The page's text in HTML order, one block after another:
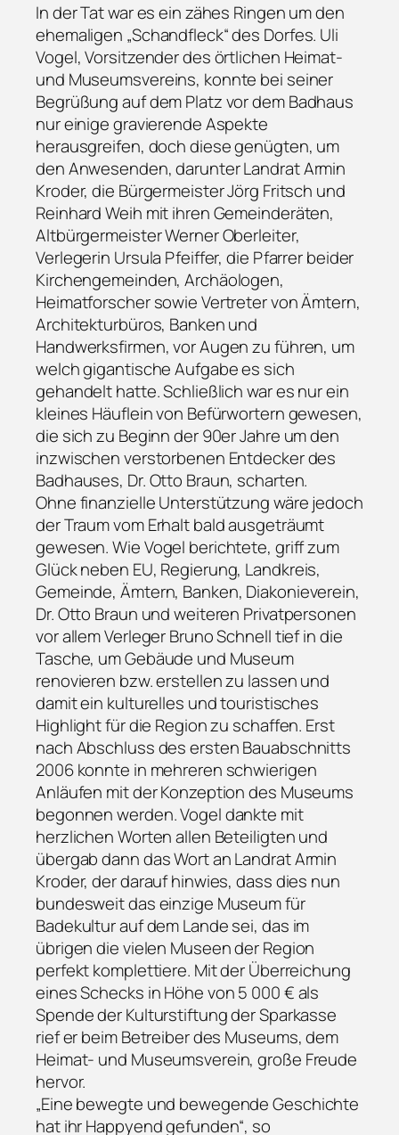
In der Tat war es ein zähes Ringen um den
ehemaligen „Schandfleck“ des Dorfes. Uli
Vogel, Vorsitzender des örtlichen Heimat-
und Museumsvereins, konnte bei seiner
Begrüßung auf dem Platz vor dem Badhaus
nur einige gravierende Aspekte
herausgreifen, doch diese genügten, um
den Anwesenden, darunter Landrat Armin
Kroder, die Bürgermeister Jörg Fritsch und
Reinhard Weih mit ihren Gemeinderäten,
Altbürgermeister Werner Oberleiter,
Verlegerin Ursula Pfeiffer, die Pfarrer beider
Kirchengemeinden, Archäologen,
Heimatforscher sowie Vertreter von Ämtern,
Architekturbüros, Banken und
Handwerksfirmen, vor Augen zu führen, um
welch gigantische Aufgabe es sich
gehandelt hatte. Schließlich war es nur ein
kleines Häuflein von Befürwortern gewesen,
die sich zu Beginn der 90er Jahre um den
inzwischen verstorbenen Entdecker des
Badhauses, Dr. Otto Braun, scharten.
Ohne finanzielle Unterstützung wäre jedoch
der Traum vom Erhalt bald ausgeträumt
gewesen. Wie Vogel berichtete, griff zum
Glück neben EU, Regierung, Landkreis,
Gemeinde, Ämtern, Banken, Diakonieverein,
Dr. Otto Braun und weiteren Privatpersonen
vor allem Verleger Bruno Schnell tief in die
Tasche, um Gebäude und Museum
renovieren bzw. erstellen zu lassen und
damit ein kulturelles und touristisches
Highlight für die Region zu schaffen. Erst
nach Abschluss des ersten Bauabschnitts
2006 konnte in mehreren schwierigen
Anläufen mit der Konzeption des Museums
begonnen werden. Vogel dankte mit
herzlichen Worten allen Beteiligten und
übergab dann das Wort an Landrat Armin
Kroder, der darauf hinwies, dass dies nun
bundesweit das einzige Museum für
Badekultur auf dem Lande sei, das im
übrigen die vielen Museen der Region
perfekt komplettiere. Mit der Überreichung
eines Schecks in Höhe von 5 000 € als
Spende der Kulturstiftung der Sparkasse
rief er beim Betreiber des Museums, dem
Heimat- und Museumsverein, große Freude
hervor.
„Eine bewegte und bewegende Geschichte
hat ihr Happyend gefunden“, so